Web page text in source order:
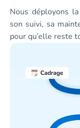
Nous déployons
son suivi, sa
pour qu’elle reste